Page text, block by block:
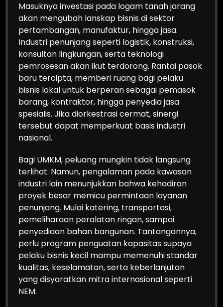
Masuknya investasi pada logam tanah jarang
akan mengubah lanskap bisnis di sektor
pertambangan, manufaktur, hingga jasa.
Industri penunjang seperti logistik, konstruksi,
konsultan lingkungan, serta teknologi
pemrosesan akan ikut terdorong. Rantai pasok
baru tercipta, memberi ruang bagi pelaku
bisnis lokal untuk berperan sebagai pemasok
barang, kontraktor, hingga penyedia jasa
spesialis. Jika diorkestrasi cermat, sinergi
tersebut dapat memperkuat basis industri
nasional.
Bagi UMKM, peluang mungkin tidak langsung
terlihat. Namun, pengalaman pada kawasan
industri lain menunjukkan bahwa kehadiran
proyek besar memicu permintaan layanan
penunjang. Mulai katering, transportasi,
pemeliharaan peralatan ringan, sampai
penyediaan bahan bangunan. Tantangannya,
perlu program penguatan kapasitas supaya
pelaku bisnis kecil mampu memenuhi standar
kualitas, keselamatan, serta keberlanjutan
yang disyaratkan mitra internasional seperti
NEM.